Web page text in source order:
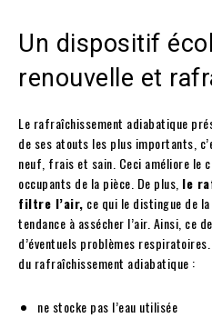
Un dispositif
renouvelle et
Le rafraîchissement adiabatique
de ses atouts les plus importants,
neuf, frais et sain. Ceci améliore le
occupants de la pièce. De plus, le
filtre l’air, ce qui le distingue de
tendance à assécher l’air. Ainsi, ce
d’éventuels problèmes
du rafraîchissement adiabatique :
ne stocke pas l’eau utilisée